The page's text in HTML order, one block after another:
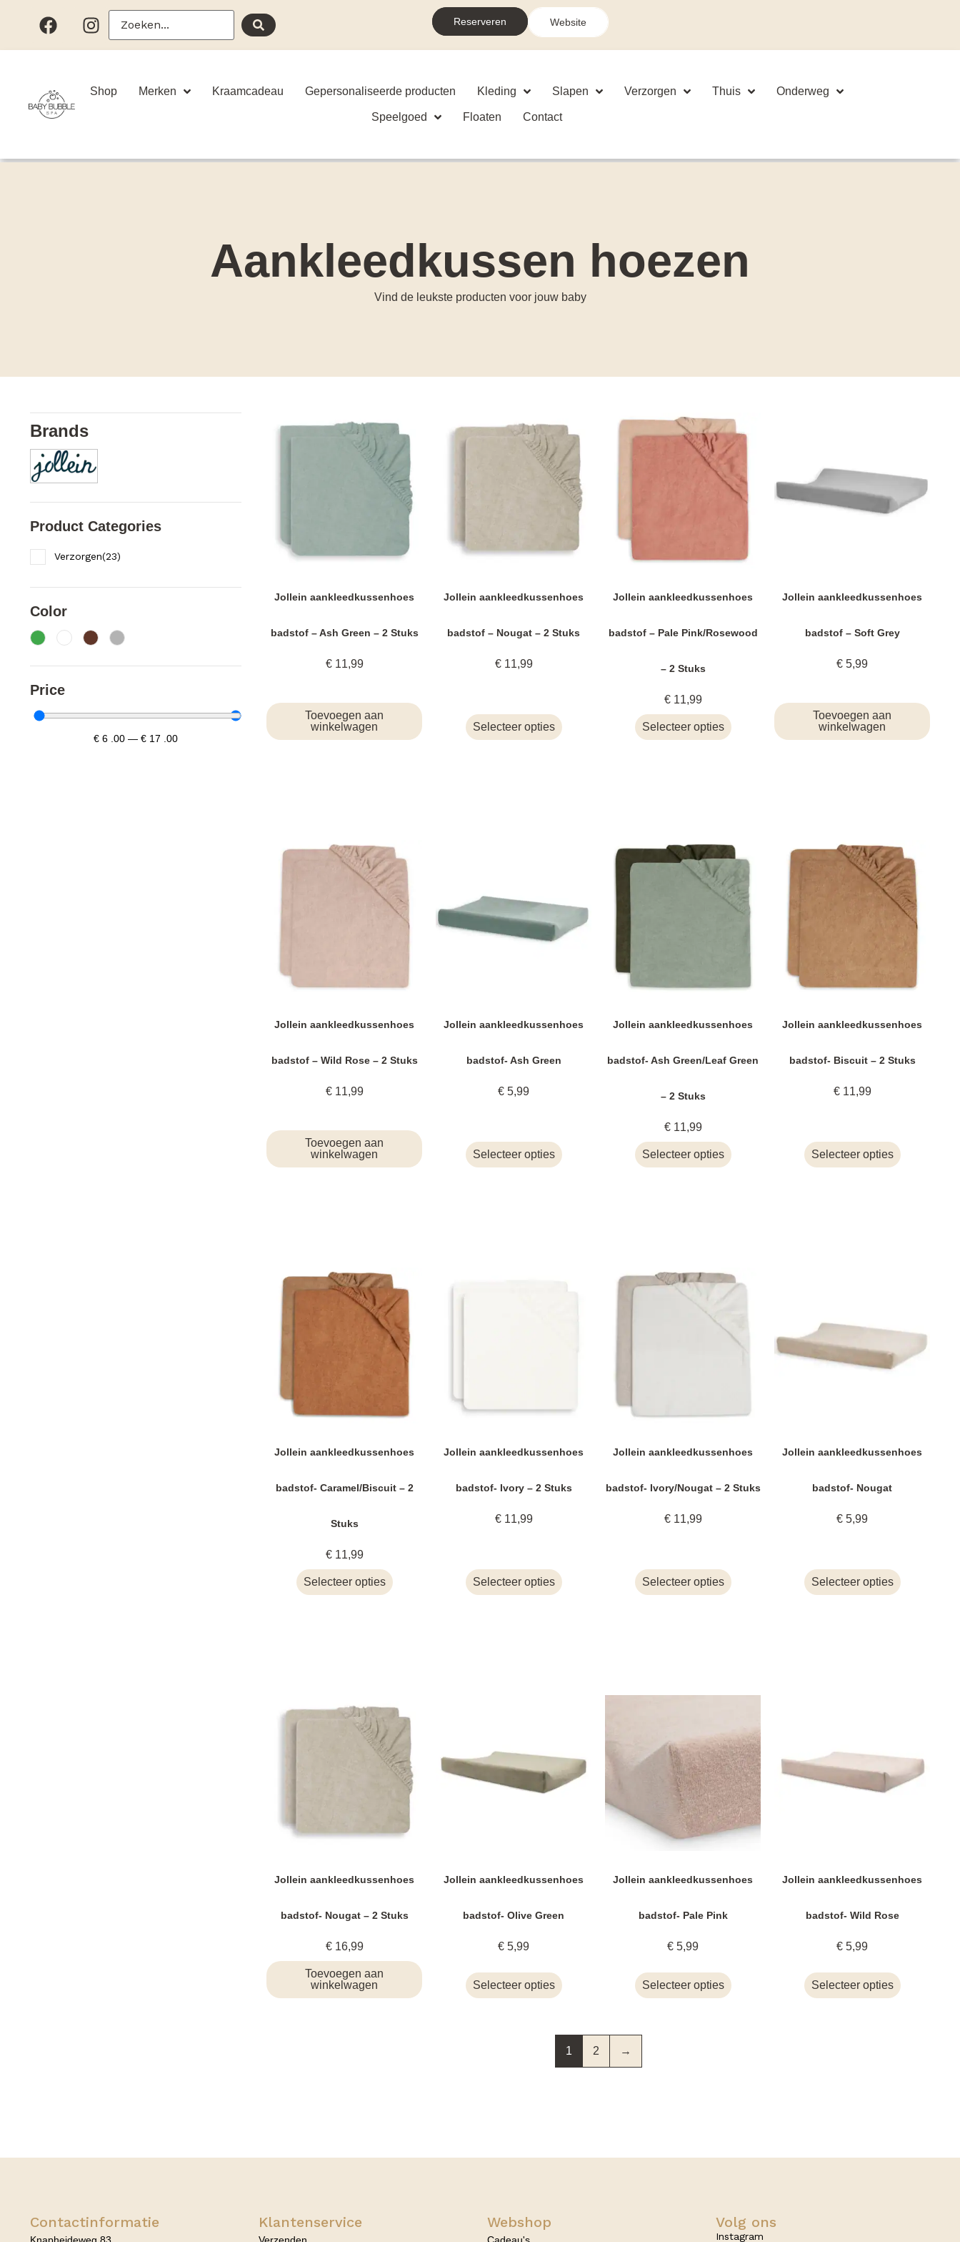
Reserveren Website
Shop Merken Kraamcadeau Gepersonaliseerde producten Kleding Slapen Verzorgen Thuis Onderweg
Speelgoed Floaten Contact
Aankleedkussen hoezen
Vind de leukste producten voor jouw baby
Brands
Product Categories
Verzorgen(23)
Color
Price
€ 6 .00 —€ 17 .00
Jollein aankleedkussenhoes
badstof – Ash Green – 2 Stuks
€11,99
Toevoegen aan
winkelwagen
Jollein aankleedkussenhoes
badstof – Nougat – 2 Stuks
€11,99
Selecteer opties
Jollein aankleedkussenhoes
badstof – Pale Pink/Rosewood
– 2 Stuks
€11,99
Selecteer opties
Jollein aankleedkussenhoes
badstof – Soft Grey
€ 5,99
Toevoegen aan
winkelwagen
Jollein aankleedkussenhoes
badstof – Wild Rose – 2 Stuks
€11,99
Toevoegen aan
winkelwagen
Jollein aankleedkussenhoes
badstof- Ash Green
€ 5,99
Selecteer opties
Jollein aankleedkussenhoes
badstof- Ash Green/Leaf Green
– 2 Stuks
€11,99
Selecteer opties
Jollein aankleedkussenhoes
badstof- Biscuit – 2 Stuks
€11,99
Selecteer opties
Jollein aankleedkussenhoes
badstof- Caramel/Biscuit – 2
Stuks
€11,99
Selecteer opties
Jollein aankleedkussenhoes
badstof- Ivory – 2 Stuks
€11,99
Selecteer opties
Jollein aankleedkussenhoes
badstof- Ivory/Nougat – 2 Stuks
€11,99
Selecteer opties
Jollein aankleedkussenhoes
badstof- Nougat
€ 5,99
Selecteer opties
Jollein aankleedkussenhoes
badstof- Nougat – 2 Stuks
€16,99
Toevoegen aan
winkelwagen
Jollein aankleedkussenhoes
badstof- Olive Green
€ 5,99
Selecteer opties
Jollein aankleedkussenhoes
badstof- Pale Pink
€ 5,99
Selecteer opties
Jollein aankleedkussenhoes
badstof- Wild Rose
€ 5,99
Selecteer opties
1 2 →
Contactinformatie
Knapheideweg 83
Klantenservice
Verzenden
Webshop
Cadeau's
Volg ons
Instagram